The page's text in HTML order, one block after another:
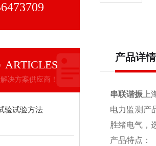
ARTICLES
决方案供应商！
验试验方法
产品详情
串联谐振
电力监测产
胜绪电气，
产品特点：